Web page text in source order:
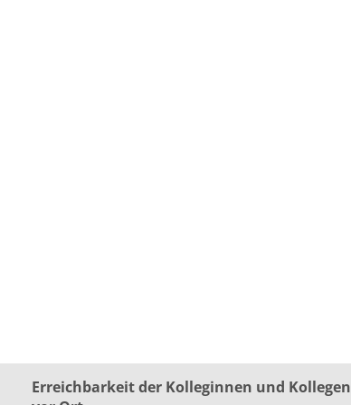
Erreichbarkeit der Kolleginnen und Kollegen